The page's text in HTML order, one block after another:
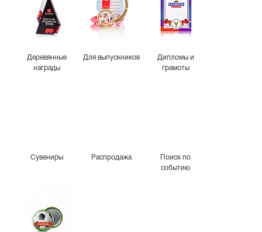
Деревянные
награды
Для выпускников
Дипломы и
грамоты
Сувениры Распродажа
Поиск по
событию